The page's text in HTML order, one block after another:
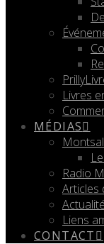
Livres
MÉDIAS
Radio
Articles
Actualité
Liens
CONTACT